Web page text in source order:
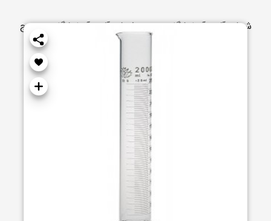
شیشه آلات آزمایشگاهی > شیشه آلات آزمایشگاهی مدرج